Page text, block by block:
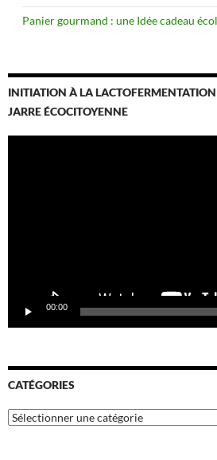
Panier gourmand : une Idée cadeau
INITIATION À LA LACTOFERMENTATION
JARRE ÉCOCITOYENNE
00:00
CATÉGORIES
Catégories